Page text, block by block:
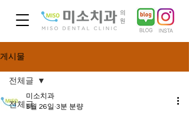
게시물
전체글
전체글
미소치과
5월 26일 3분 분량